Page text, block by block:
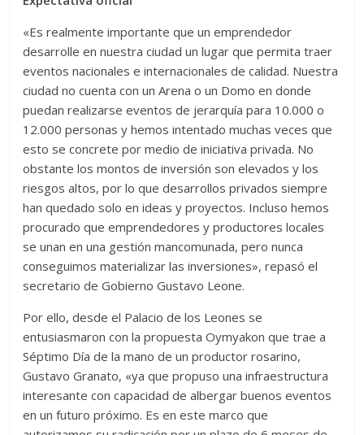
«Es realmente importante que un emprendedor
desarrolle en nuestra ciudad un lugar que permita traer
eventos nacionales e internacionales de calidad. Nuestra
ciudad no cuenta con un Arena o un Domo en donde
puedan realizarse eventos de jerarquía para 10.000 o
12.000 personas y hemos intentado muchas veces que
esto se concrete por medio de iniciativa privada. No
obstante los montos de inversión son elevados y los
riesgos altos, por lo que desarrollos privados siempre
han quedado solo en ideas y proyectos. Incluso hemos
procurado que emprendedores y productores locales
se unan en una gestión mancomunada, pero nunca
conseguimos materializar las inversiones», repasó el
secretario de Gobierno Gustavo Leone.
Por ello, desde el Palacio de los Leones se
entusiasmaron con la propuesta Oymyakon que trae a
Séptimo Día de la mano de un productor rosarino,
Gustavo Granato, «ya que propuso una infraestructura
interesante con capacidad de albergar buenos eventos
en un futuro próximo. Es en este marco que